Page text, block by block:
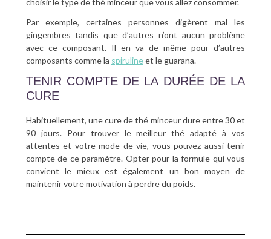
choisir le type de thé minceur que vous allez consommer.
Par exemple, certaines personnes digèrent mal les
gingembres tandis que d’autres n’ont aucun problème
avec ce composant. Il en va de même pour d’autres
composants comme la spirulineet le guarana.
TENIR COMPTE DE LA DURÉE DE LA
CURE
Habituellement, une cure de thé minceur dure entre 30 et
90 jours. Pour trouver le meilleur thé adapté à vos
attentes et votre mode de vie, vous pouvez aussi tenir
compte de ce paramètre. Opter pour la formule qui vous
convient le mieux est également un bon moyen de
maintenir votre motivation à perdre du poids.